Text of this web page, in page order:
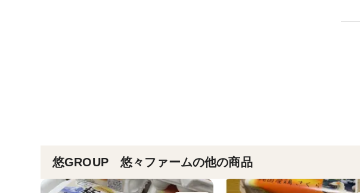
※当
悠GROUP 悠々ファームの他の商品